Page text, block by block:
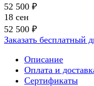
52 500 ₽
18 сен
52 500 ₽
Заказать бесплатный
Описание
Оплата и
Сертификаты